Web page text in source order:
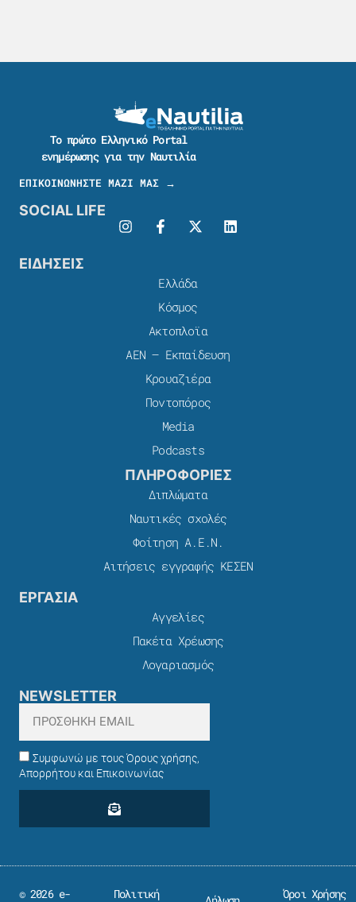
Το πρώτο Ελληνικό Portal
ενημέρωσης για την Ναυτιλία
ΕΠΙΚΟΙΝΩΝΗΣΤΕ ΜΑΖΙ ΜΑΣ →
SOCIAL LIFE
ΕΙΔΗΣΕΙΣ
Ελλάδα
Κόσμος
Ακτοπλοϊα
ΑΕΝ – Εκπαίδευση
Κρουαζιέρα
Ποντοπόρος
Media
Podcasts
ΠΛΗΡΟΦΟΡΙΕΣ
Διπλώματα
Ναυτικές σχολές
Φοίτηση Α.Ε.Ν.
Αιτήσεις εγγραφής ΚΕΣΕΝ
ΕΡΓΑΣΙΑ
Αγγελίες
Πακέτα Χρέωσης​
Λογαριασμός
NEWSLETTER
Συμφωνώ με τους Όρους χρήσης,
Απορρήτου και Επικοινωνίας
© 2026 e- Πολιτική Όροι Χρήσης